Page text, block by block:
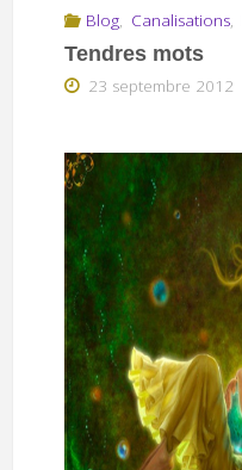
Blog, Canalisations,
Tendres mots
23 septembre 2012